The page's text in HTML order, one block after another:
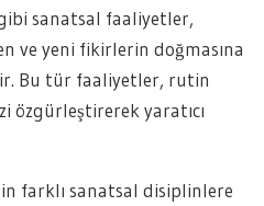
sanatsal faaliyetler,
ve yeni fikirlerin doğmasına
Bu tür faaliyetler, rutin
özgürleştirerek yaratıcı
farklı sanatsal disiplinlere